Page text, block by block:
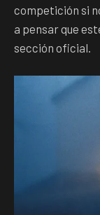
competición si
a pensar que
sección oficial.